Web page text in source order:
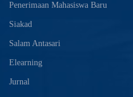
Penerimaan Mahasiswa Baru
Siakad
Salam Antasari
Elearning
Jurnal